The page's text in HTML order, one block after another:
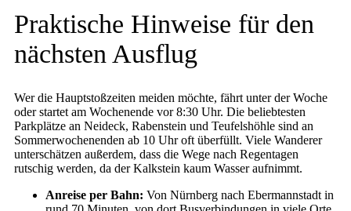
Praktische Hinweise für den
nächsten Ausflug
Wer die Hauptstoßzeiten meiden möchte, fährt unter der Woche
oder startet am Wochenende vor 8:30 Uhr. Die beliebtesten
Parkplätze an Neideck, Rabenstein und Teufelshöhle sind an
Sommerwochenenden ab 10 Uhr oft überfüllt. Viele Wanderer
unterschätzen außerdem, dass die Wege nach Regentagen
rutschig werden, da der Kalkstein kaum Wasser aufnimmt.
Anreise per Bahn: Von Nürnberg nach Ebermannstadt in